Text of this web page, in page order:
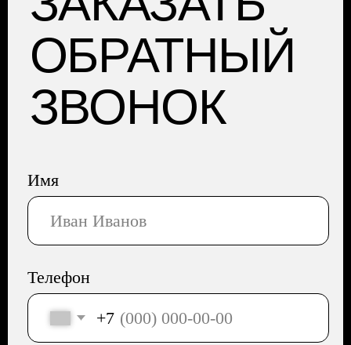
НАШ БЛОГ
КОНТАКТЫ
ПОЛИТИКА
КОНФИДЕНЦИАЛЬНОСТИ
Сайт разработала Капсула